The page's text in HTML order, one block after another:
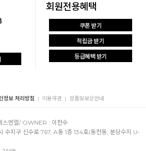
회원전용혜택
쿠폰 받기
적립금 받기
등급혜택 받기
정보 처리방침 | 이용약관 | 정품및보상안내
스엔엘/ OWNER : 이천수
수지구 신수로 767, A동 1층 134호(동천동, 분당수지 U-